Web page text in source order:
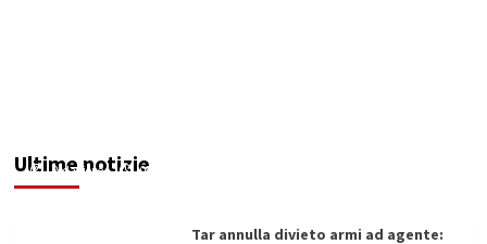
Ultime notizie
Redazione 08/08/2026
Tar annulla divieto armi ad agente: